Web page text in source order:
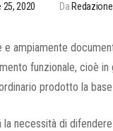
25, 2020 DaRedazione
e ampiamente
funzionale, cioè in
prodotto la
la necessità di